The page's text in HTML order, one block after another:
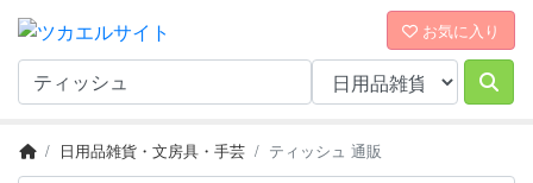
お気に入り
日用品雑貨・文房具・手芸 ティッシュ 通販